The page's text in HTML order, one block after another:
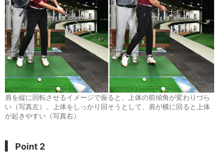
肩を縦に回転させるイメージで振ると、上体の前傾角が変わりづら
い（写真左）。上体をしっかり回そうとして、肩が横に回ると上体
が起きやすい（写真右）
Point 2